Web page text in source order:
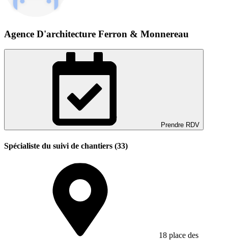
Agence D'architecture Ferron & Monnereau
Prendre RDV
Spécialiste du suivi de chantiers (33)
18 place des